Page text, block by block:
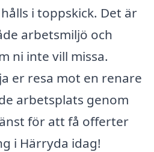
i toppskick. Det är
arbetsmiljö och
ni inte vill missa.
er resa mot en renare
arbetsplats genom
för att få offerter
i Härryda idag!